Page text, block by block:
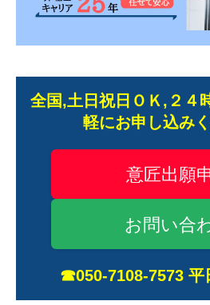
全国,土日祝日ＯＫ,２４
軽にお申し込み
意匠出願
お問い合
☎050-7108-7573 平